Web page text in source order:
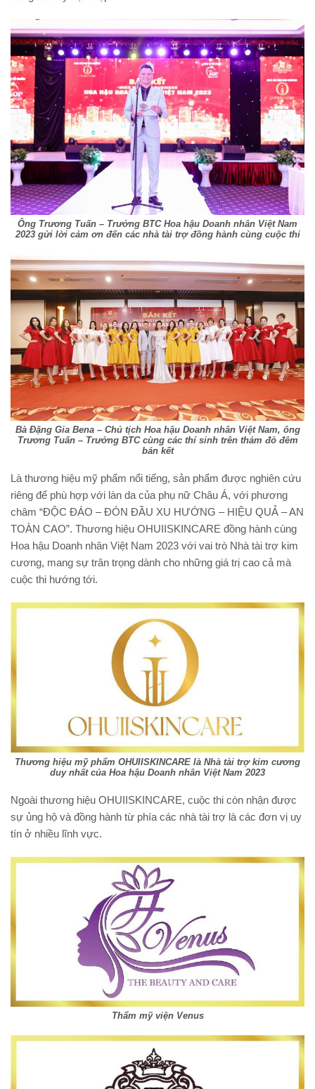
Ông Trương Tuấn – Trưởng BTC Hoa hậu Doanh nhân Việt Nam
2023 gửi lời cảm ơn đến các nhà tài trợ đồng hành cùng cuộc thi
Bà Đặng Gia Bena – Chủ tịch Hoa hậu Doanh nhân Việt Nam, ông
Trương Tuấn – Trưởng BTC cùng các thí sinh trên thảm đỏ đêm
bán kết
Là thương hiệu mỹ phẩm nổi tiếng, sản phẩm được nghiên cứu
riêng để phù hợp với làn da của phụ nữ Châu Á, với phương
châm “ĐỘC ĐÁO – ĐÓN ĐẦU XU HƯỚNG – HIỆU QUẢ – AN
TOÀN CAO”. Thương hiệu OHUIISKINCARE đồng hành cùng
Hoa hậu Doanh nhân Việt Nam 2023 với vai trò Nhà tài trợ kim
cương, mang sự trân trọng dành cho những giá trị cao cả mà
cuộc thi hướng tới.
Thương hiệu mỹ phẩm OHUIISKINCARE là Nhà tài trợ kim cương
duy nhất của Hoa hậu Doanh nhân Việt Nam 2023
Ngoài thương hiệu OHUIISKINCARE, cuộc thi còn nhận được
sự ủng hộ và đồng hành từ phía các nhà tài trợ là các đơn vị uy
tín ở nhiều lĩnh vực.
Thẩm mỹ viện Venus